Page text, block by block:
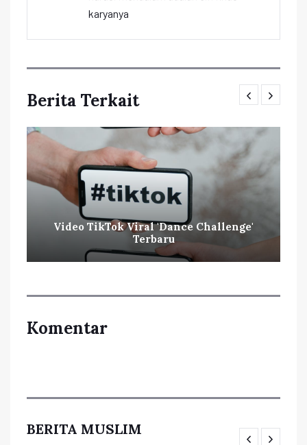
karyanya
Berita Terkait
Video TikTok Viral 'Dance Challenge'
Terbaru
Komentar
BERITA MUSLIM